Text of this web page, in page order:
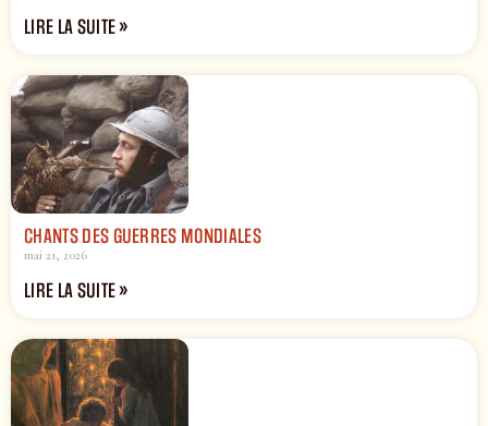
LIRE LA SUITE »
CHANTS DES GUERRES MONDIALES
mai 21, 2026
LIRE LA SUITE »